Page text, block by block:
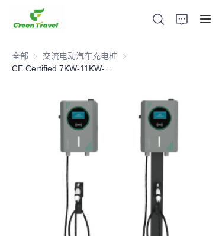
全部 交流电动汽车充电桩 交流电动汽车充电桩
新闻与合作案例
生产基地及工艺